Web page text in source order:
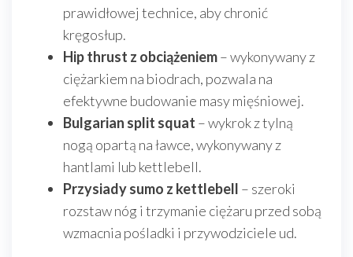
prawidłowej technice, aby chronić
kręgosłup.
Hip thrust z obciążeniem– wykonywany z
ciężarkiem na biodrach, pozwala na
efektywne budowanie masy mięśniowej.
Bulgarian split squat – wykrok z tylną
nogą opartą na ławce, wykonywany z
hantlami lub kettlebell.
Przysiady sumo z kettlebell – szeroki
rozstaw nóg i trzymanie ciężaru przed sobą
wzmacnia pośladki i przywodziciele ud.